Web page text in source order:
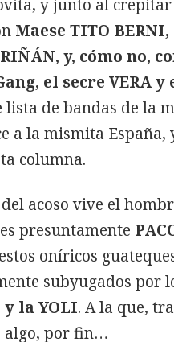
y junto al
Maese TITO
y, cómo no,
el secre VERA
de bandas de la
a la mismita
columna.
acoso vive el
presuntamente
oníricos
subyugados por
y la YOLI. A la que,
algo, por fin…